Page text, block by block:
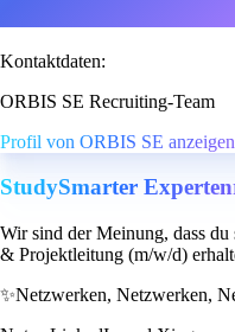
Kontaktdaten:
ORBIS SE Recruiting-Team
Profil von ORBIS SE anzeigen
StudySmarter
Wir sind der Meinung, dass
& Projektleitung (m/w/d)
✨Netzwerken, Netzwerken,